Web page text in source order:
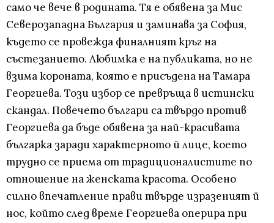
само че вече в родината. Тя е обявена за Мис
Северозападна България и заминава за София,
където се провежда финалният кръг на
състезанието. Любимка е на публиката, но не
взима короната, която е присъдена на Тамара
Георгиева. Този избор се превръща в истински
скандал. Повечето българи са твърдо против
Георгиева да бъде обявена за най-красивата
българка заради характерното й лице, което
трудно се приема от традиционалистите по
отношение на женската красота. Особено
силно впечатление прави твърде изразеният й
нос, който след време Георгиева оперира при